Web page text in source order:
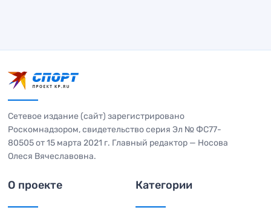
Сетевое издание (сайт) зарегистрировано
Роскомнадзором, свидетельство серия Эл № ФС77-
80505 от 15 марта 2021 г. Главный редактор — Носова
Олеся Вячеславовна.
О проекте Категории